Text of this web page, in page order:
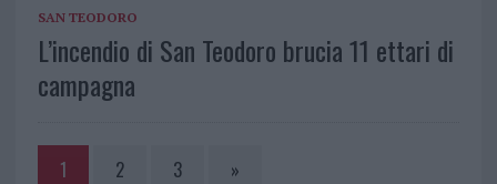
SAN TEODORO
L’incendio di San Teodoro brucia 11 ettari di
campagna
1 2 3 »